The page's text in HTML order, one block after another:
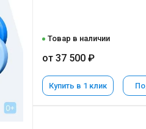
Товар в наличии
от 37 500 ₽
Купить в 1 клик